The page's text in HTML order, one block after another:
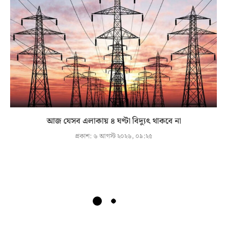
আজ যেসব এলাকায় ৪ ঘণ্টা বিদ্যুৎ থাকবে না
প্রকাশ: ৬ আগস্ট ২০২৬, ০৯:২৫